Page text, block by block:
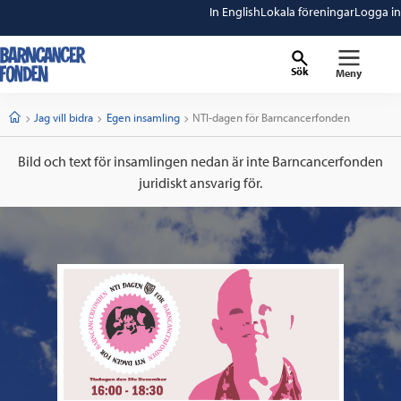
In EnglishLokala föreningarLogga in
Sök Meny
StartJag vill bidra Egen insamling Current:
NTI-dagen för Barncancerfonden
Bild och text för insamlingen nedan är inte Barncancerfonden
juridiskt ansvarig för.